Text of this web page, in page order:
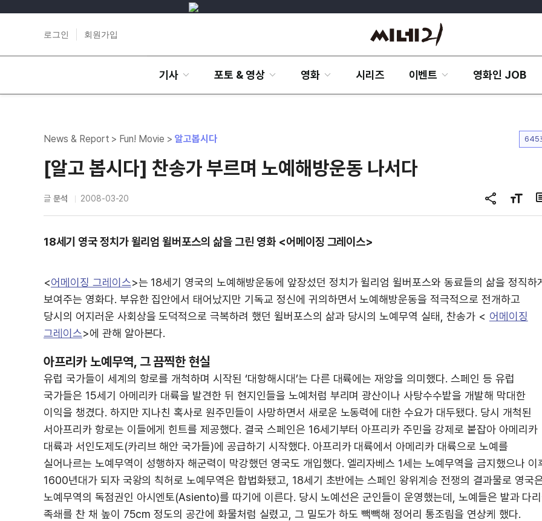
로그인 회원가입
기사 포토 & 영상 영화 시리즈 이벤트 영화인 JOB
News & Report > Fun! Movie > 알고봅시다 645
[알고 봅시다] 찬송가 부르며 노예해방운동 나서다
글 문석 2008-03-20
공
유
글
자
18세기 영국 정치가 윌리엄 윌버포스의 삶을 그린 영화 <어메이징 그레이스>
<어메이징 그레이스>는 18세기 영국의 노예해방운동에 앞장섰던 정치가 윌리엄 윌버포스와 동료들의 삶을 정직하
보여주는 영화다. 부유한 집안에서 태어났지만 기독교 정신에 귀의하면서 노예해방운동을 적극적으로 전개하고
당시의 어지러운 사회상을 도덕적으로 극복하려 했던 윌버포스의 삶과 당시의 노예무역 실태, 찬송가 < 어메이징
그레이스>에 관해 알아본다.
아프리카 노예무역, 그 끔찍한 현실
유럽 국가들이 세계의 항로를 개척하며 시작된 ‘대항해시대’는 다른 대륙에는 재앙을 의미했다. 스페인 등 유럽
국가들은 15세기 아메리카 대륙을 발견한 뒤 현지인들을 노예처럼 부리며 광산이나 사탕수수밭을 개발해 막대한
이익을 챙겼다. 하지만 지나친 혹사로 원주민들이 사망하면서 새로운 노동력에 대한 수요가 대두됐다. 당시 개척된
서아프리카 항로는 이들에게 힌트를 제공했다. 결국 스페인은 16세기부터 아프리카 주민을 강제로 붙잡아 아메리카
대륙과 서인도제도(카리브 해안 국가들)에 공급하기 시작했다. 아프리카 대륙에서 아메리카 대륙으로 노예를
실어나르는 노예무역이 성행하자 해군력이 막강했던 영국도 개입했다. 엘리자베스 1세는 노예무역을 금지했으나 이
1600년대가 되자 국왕의 칙허로 노예무역은 합법화됐고, 18세기 초반에는 스페인 왕위계승 전쟁의 결과물로 영국
노예무역의 독점권인 아시엔토(Asiento)를 따기에 이른다. 당시 노예선은 군인들이 운영했는데, 노예들은 발과 다
족쇄를 찬 채 높이 75cm 정도의 공간에 화물처럼 실렸고, 그 밀도가 하도 빽빽해 정어리 통조림을 연상케 했다.